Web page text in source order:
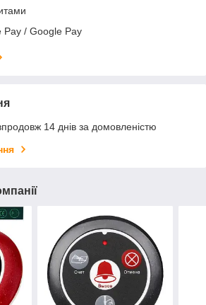
Pay / Google Pay
14 днів за домовленістю